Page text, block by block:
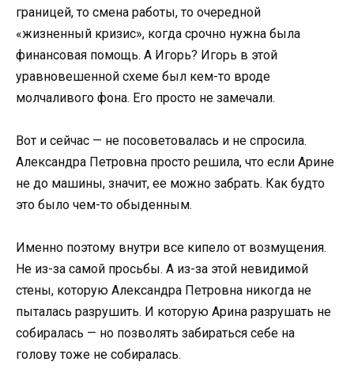
границей, то смена работы, то очередной
«жизненный кризис», когда срочно нужна была
финансовая помощь. А Игорь? Игорь в этой
уравновешенной схеме был кем-то вроде
молчаливого фона. Его просто не замечали.
Вот и сейчас — не посоветовалась и не спросила.
Александра Петровна просто решила, что если Арине
не до машины, значит, ее можно забрать. Как будто
это было чем-то обыденным.
Именно поэтому внутри все кипело от возмущения.
Не из-за самой просьбы. А из-за этой невидимой
стены, которую Александра Петровна никогда не
пыталась разрушить. И которую Арина разрушать не
собиралась — но позволять забираться себе на
голову тоже не собиралась.